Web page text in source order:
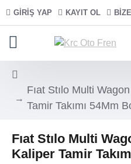
GIRIŞ YAP KAYIT OL
Fıat Stılo Multi
Tamir Takımı 54Mm
Fıat Stılo Multi
Kaliper Tamir